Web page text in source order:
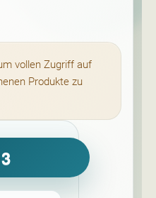
vollen Zugriff auf
Produkte zu